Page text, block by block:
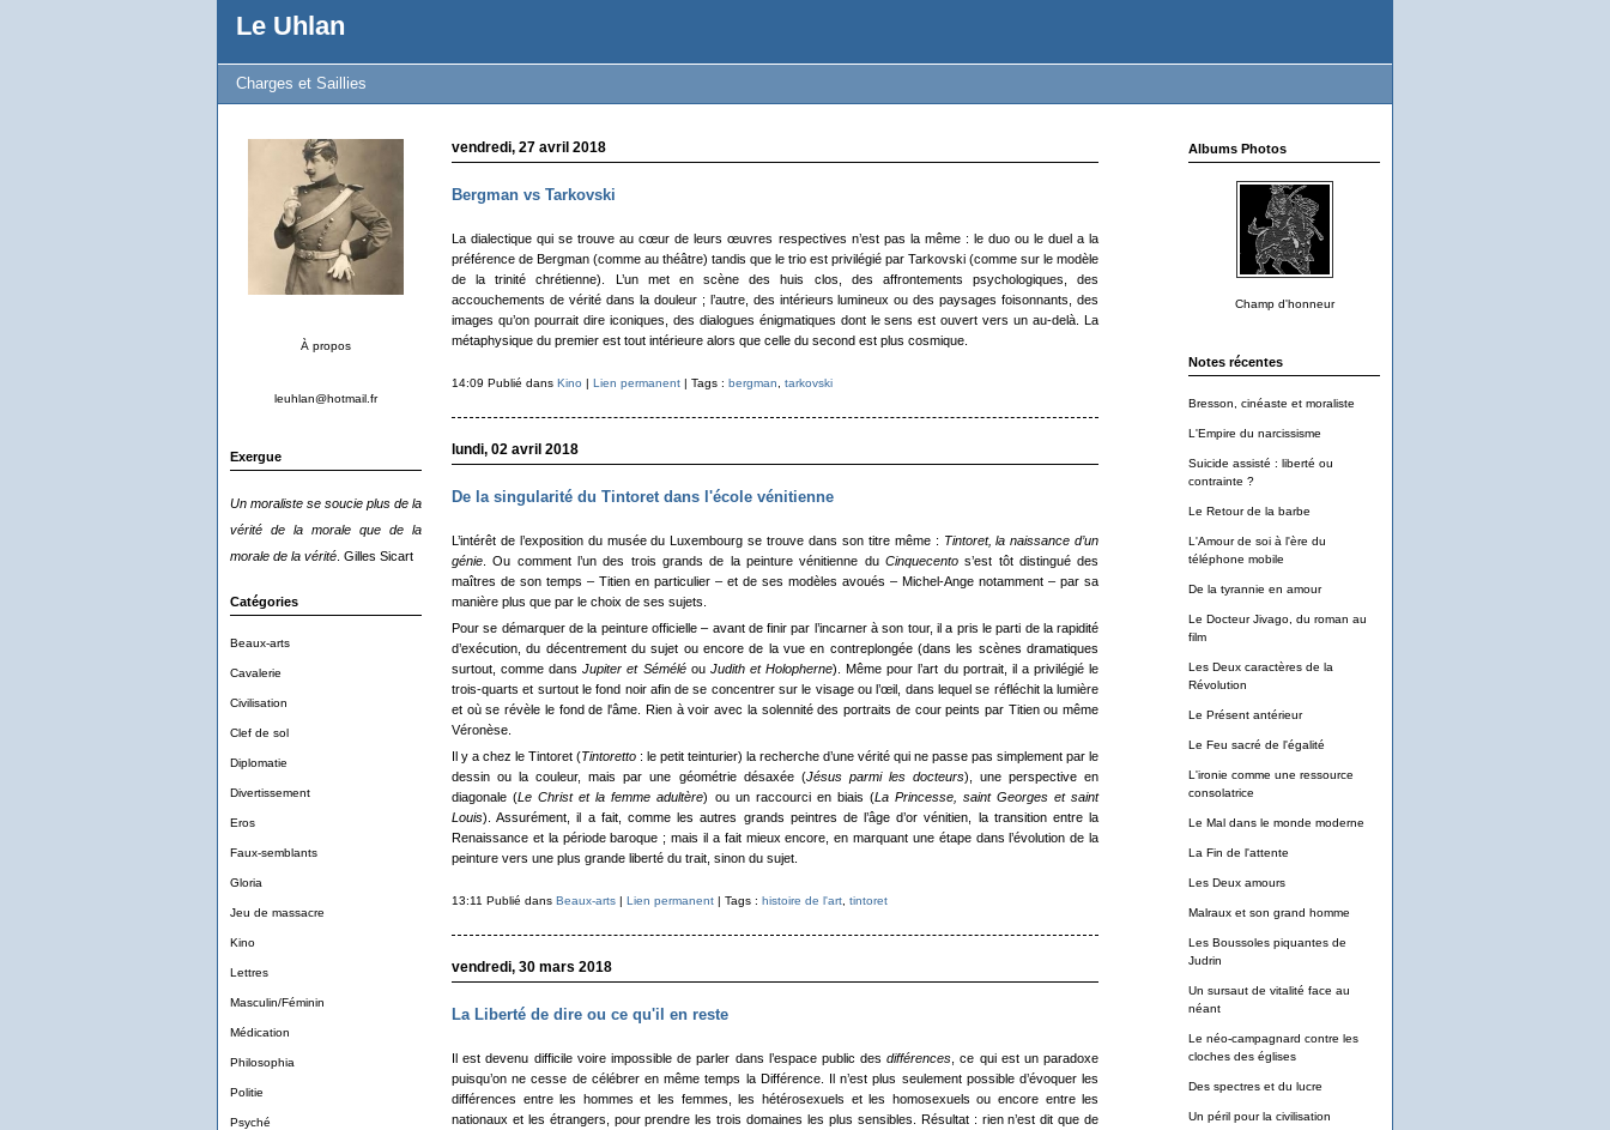
Le Uhlan
Charges et Saillies
À propos
leuhlan@hotmail.fr
Exergue
Un moraliste se soucie plus de la
vérité de la morale que de la
morale de la vérité . Gilles Sicart
Catégories
Beaux-arts
Cavalerie
Civilisation
Clef de sol
Diplomatie
Divertissement
Eros
Faux-semblants
Gloria
Jeu de massacre
Kino
Lettres
Masculin/Féminin
Médication
Philosophia
Politie
Psyché
Albums Photos
Champ d'honneur
Notes récentes
Bresson, cinéaste et moraliste
L'Empire du narcissisme
Suicide assisté : liberté ou
contrainte ?
Le Retour de la barbe
L'Amour de soi à l'ère du
téléphone mobile
De la tyrannie en amour
Le Docteur Jivago, du roman au
film
Les Deux caractères de la
Révolution
Le Présent antérieur
Le Feu sacré de l'égalité
L'ironie comme une ressource
consolatrice
Le Mal dans le monde moderne
La Fin de l'attente
Les Deux amours
Malraux et son grand homme
Les Boussoles piquantes de
Judrin
Un sursaut de vitalité face au
néant
Le néo-campagnard contre les
cloches des églises
Des spectres et du lucre
Un péril pour la civilisation
vendredi, 27 avril 2018
Bergman vs Tarkovski
La dialectique qui se trouve au cœur de leurs œuvres respectives n’est pas la même : le duo ou le duel a la
préférence de Bergman (comme au théâtre) tandis que le trio est privilégié par Tarkovski (comme sur le modèle
de la trinité chrétienne). L’un met en scène des huis clos, des affrontements psychologiques, des
accouchements de vérité dans la douleur ; l’autre, des intérieurs lumineux ou des paysages foisonnants, des
images qu’on pourrait dire iconiques, des dialogues énigmatiques dont le sens est ouvert vers un au-delà. La
métaphysique du premier est tout intérieure alors que celle du second est plus cosmique.
14:09 Publié dans Kino | Lien permanent | Tags : bergman tarkovski
lundi, 02 avril 2018
De la singularité du Tintoret dans l'école vénitienne
L’intérêt de l’exposition du musée du Luxembourg se trouve dans son titre même : Tintoret, la naissance d’un
génie . Ou comment l’un des trois grands de la peinture vénitienne du Cinquecentos’est tôt distingué des
maîtres de son temps – Titien en particulier – et de ses modèles avoués – Michel-Ange notamment – par sa
manière plus que par le choix de ses sujets.
Pour se démarquer de la peinture officielle – avant de finir par l’incarner à son tour, il a pris le parti de la rapidité
d’exécution, du décentrement du sujet ou encore de la vue en contreplongée (dans les scènes dramatiques
surtout, comme dansJupiter et Séméléou Judith et Holopherne). Même pour l’art du portrait, il a privilégié le
trois-quarts et surtout le fond noir afin de se concentrer sur le visage ou l’œil, dans lequel se réfléchit la lumière
et où se révèle le fond de l'âme. Rien à voir avec la solennité des portraits de cour peints par Titien ou même
Véronèse.
Il y a chez le Tintoret (Tintoretto : le petit teinturier) la recherche d’une vérité qui ne passe pas simplement par le
dessin ou la couleur, mais par une géométrie désaxée (Jésus parmi les docteurs), une perspective en
diagonale (Le Christ et la femme adultère) ou un raccourci en biais (La Princesse, saint Georges et saint
Louis). Assurément, il a fait, comme les autres grands peintres de l’âge d’or vénitien, la transition entre la
Renaissance et la période baroque ; mais il a fait mieux encore, en marquant une étape dans l’évolution de la
peinture vers une plus grande liberté du trait, sinon du sujet.
13:11 Publié dans Beaux-arts | Lien permanent | Tags : histoire de l'art tintoret
vendredi, 30 mars 2018
La Liberté de dire ou ce qu'il en reste
Il est devenu difficile voire impossible de parler dans l’espace public desdifférences , ce qui est un paradoxe
puisqu’on ne cesse de célébrer en même temps la Différence. Il n’est plus seulement possible d’évoquer les
différences entre les hommes et les femmes, les hétérosexuels et les homosexuels ou encore entre les
nationaux et les étrangers, pour prendre les trois domaines les plus sensibles. Résultat : rien n’est dit que de